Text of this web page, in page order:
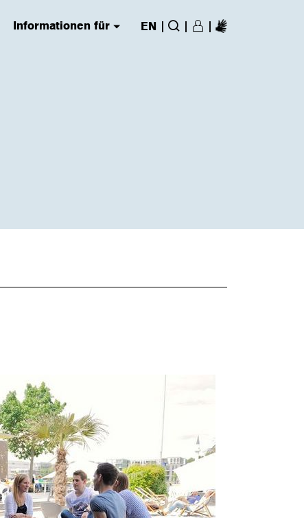
Informationen für
(has submenu) EN | Suche
| Login/Register
|